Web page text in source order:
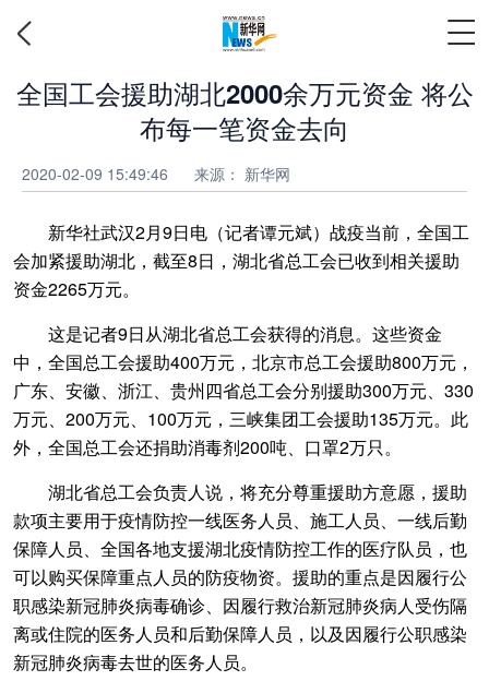
全国工会援助湖北2000余万元资金 将公
布每一笔资金去向
2020-02-09 15:49:46 来源： 新华网
新华社武汉2月9日电（记者谭元斌）战疫当前，全国工
会加紧援助湖北，截至8日，湖北省总工会已收到相关援助
资金2265万元。
这是记者9日从湖北省总工会获得的消息。这些资金
中，全国总工会援助400万元，北京市总工会援助800万元，
广东、安徽、浙江、贵州四省总工会分别援助300万元、330
万元、200万元、100万元，三峡集团工会援助135万元。此
外，全国总工会还捐助消毒剂200吨、口罩2万只。
湖北省总工会负责人说，将充分尊重援助方意愿，援助
款项主要用于疫情防控一线医务人员、施工人员、一线后勤
保障人员、全国各地支援湖北疫情防控工作的医疗队员，也
可以购买保障重点人员的防疫物资。援助的重点是因履行公
职感染新冠肺炎病毒确诊、因履行救治新冠肺炎病人受伤隔
离或住院的医务人员和后勤保障人员，以及因履行公职感染
新冠肺炎病毒去世的医务人员。